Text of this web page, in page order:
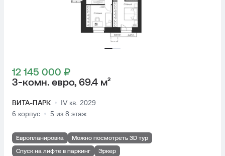
12 145 000 ₽
3-комн. евро, 69.4 м²
ВИТА-ПАРК
IV кв. 2029
6 корпус
5 из 8 этаж
Европланировка
Можно посмотреть 3D тур
Спуск на лифте в паркинг
Эркер